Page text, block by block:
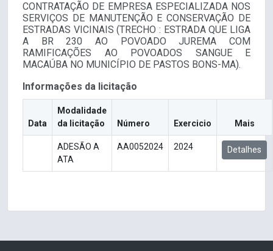
CONTRATAÇÃO DE EMPRESA ESPECIALIZADA NOS
SERVIÇOS DE MANUTENÇÃO E CONSERVAÇÃO DE
ESTRADAS VICINAIS (TRECHO : ESTRADA QUE LIGA
A BR 230 AO POVOADO JUREMA COM
RAMIFICAÇÕES AO POVOADOS SANGUE E
MACAÚBA NO MUNICÍPIO DE PASTOS BONS-MA).
Informações da licitação
Data
Modalidade
da licitação
Número Exercicio Mais
ADESÃO A
ATA
AA0052024 2024 Detalhes